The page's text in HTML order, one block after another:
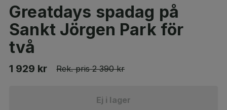
Greatdays spadag på
Sankt Jörgen Park för
två
1 929 kr Rek. pris 2 390 kr
Ej i lager